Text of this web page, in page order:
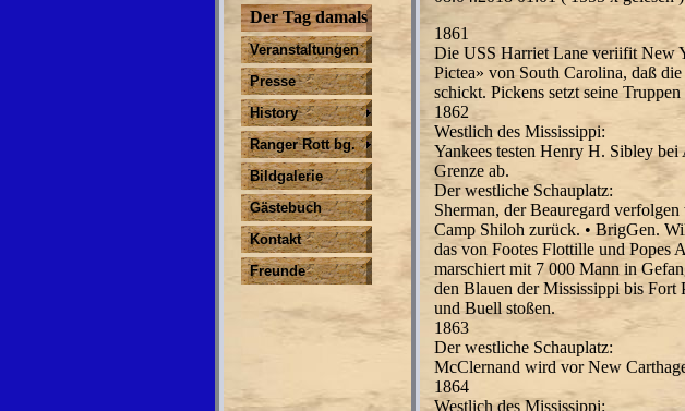
Der Tag damals
Veranstaltungen
Presse
History
Ranger Rott bg.
Bildgalerie
Gästebuch
Kontakt
Freunde
1861
Die USS Harriet Lane veriifit New
Pictea» von South Carolina, daß
schickt. Pickens setzt seine
1862
Westlich des Mississippi:
Yankees testen Henry H. Sibley
Grenze ab.
Der westliche Schauplatz:
Sherman, der Beauregard
Camp Shiloh zurück. • BrigGen.
das von Footes Flottille und Popes
marschiert mit 7 000 Mann in
den Blauen der Mississippi bis
und Buell stoßen.
1863
Der westliche Schauplatz:
McClernand wird vor New
1864
Westlich des Mississippi: